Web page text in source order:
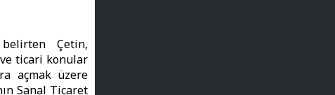
Çetin,
ticari konular
açmak üzere
Sanal Ticaret